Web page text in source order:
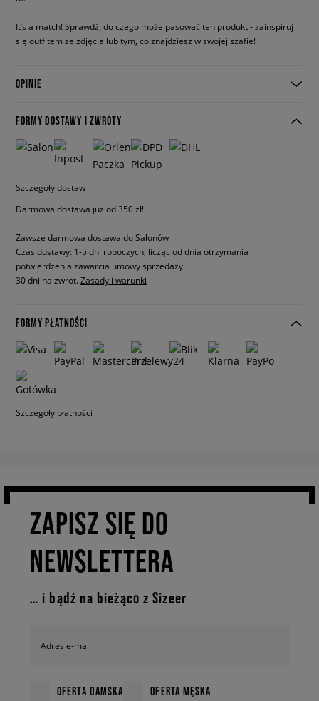
It’s a match! Sprawdź, do czego może pasować ten produkt - zainspiruj
się outfitem ze zdjęcia lub tym, co znajdziesz w swojej szafie!
OPINIE
FORMY DOSTAWY I ZWROTY
Szczegóły dostaw
Darmowa dostawa już od 350 zł!
Zawsze darmowa dostawa do Salonów
Czas dostawy: 1-5 dni roboczych, licząc od dnia otrzymania
potwierdzenia zawarcia umowy sprzedaży.
30 dni na zwrot. Zasady i warunki
FORMY PŁATNOŚCI
Szczegóły płatności
ZAPISZ SIĘ DO
NEWSLETTERA
… i bądź na bieżąco z Sizeer
Adres e-mail
OFERTA DAMSKA OFERTA MĘSKA